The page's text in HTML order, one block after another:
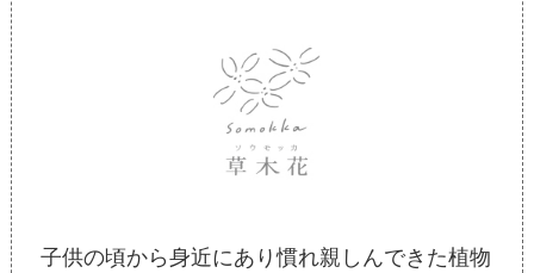
子供の頃から身近にあり慣れ親しんできた植物